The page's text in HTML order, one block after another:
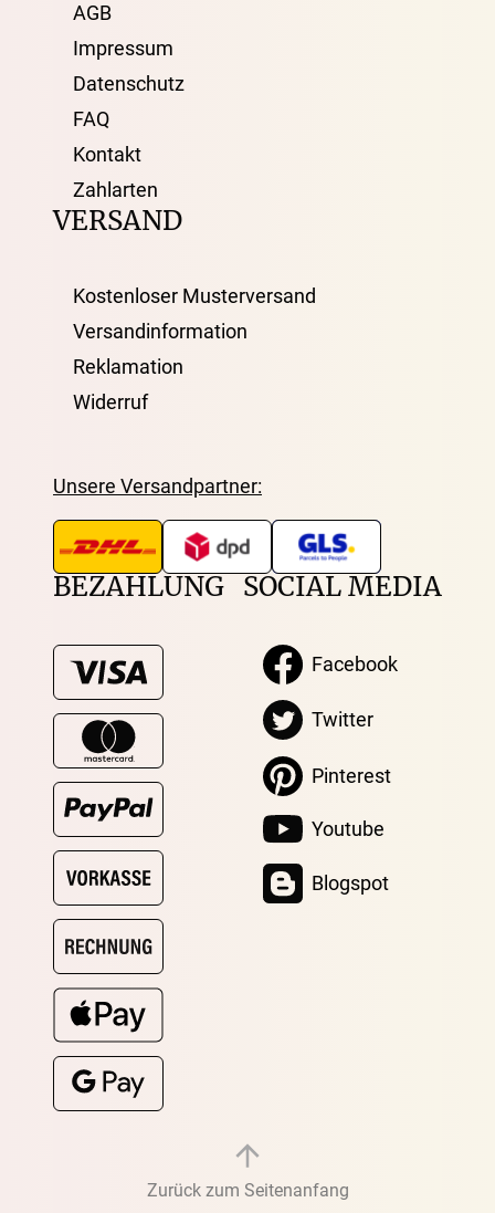
AGB
Impressum
Datenschutz
FAQ
Kontakt
Zahlarten
VERSAND
Kostenloser Musterversand
Versandinformation
Reklamation
Widerruf
Unsere Versandpartner:
BEZAHLUNG SOCIAL MEDIA
Facebook
Twitter
Pinterest
Youtube
Blogspot
Zurück zum Seitenanfang